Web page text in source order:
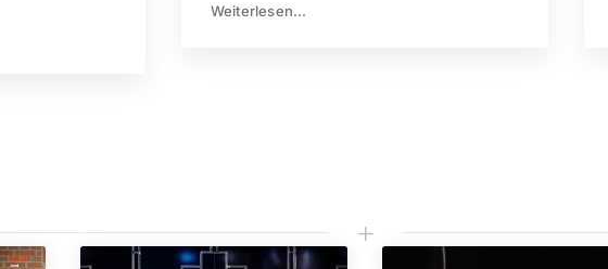
Weiterlesen...
L